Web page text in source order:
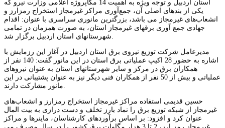
استان اردبیل و توجه ویژه به اهمیت 14 مگاپروژه اعلامی وزارت نیرو که
یکی از بندهای اصلی آن، جمع‌آوری مراکز غیرمجاز استخراج رمزارز و
انشعاب‌های غیرمجاز می باشد، بزرگترین مانوری سراسری با عنوان: اقدام
جهادی جمع آوری برقهای غیرمجاز استان، به صورت همزمان در تمامی
مدیرعامل شرکت توزیع نیروی برق استان اردبیل در آغاز این رزمایش با
اشاره به حضور 28 اکیپ عملیاتی برق استان در این مانور گفت: 140 نفر از
همکاران برق در مرکز و سایر شهرستانهای استان به عنوان نیروهای
عملیاتی و بیش از 50 نفر از همکاران فنی دیگر نیز به عنوان پشتیبانی در این
حسین قدیمی استفاده مراکز غیرمجاز استخراج رمزارز و انشعاب‌های
غیرمجاز از شبکه توزیع برق را نماد بارز تخلف و دست درازی به بیت المال
عنوان کرد و افزود: بر اساس برآوردهای کارشناسان، ماینرها و مراکز